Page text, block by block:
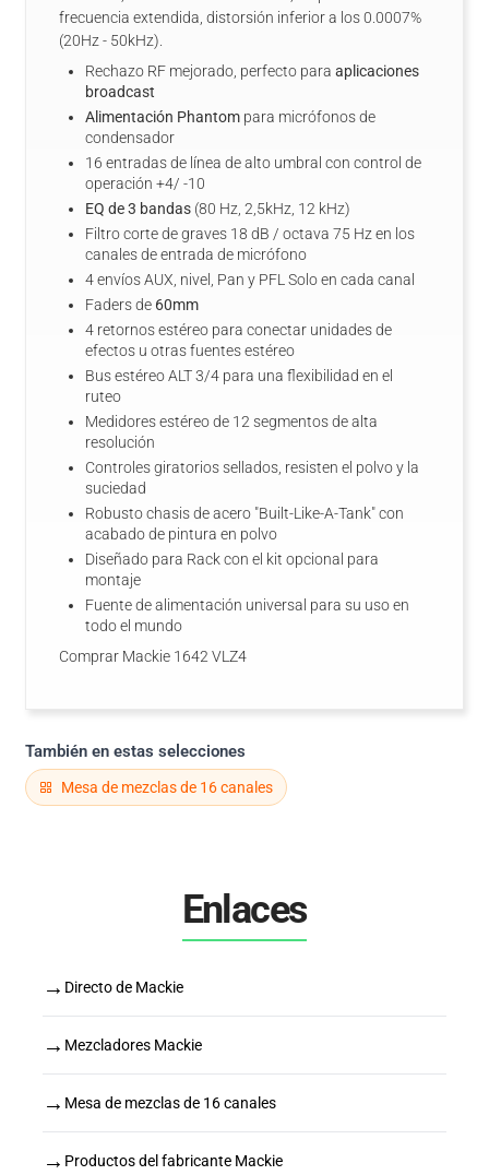
frecuencia extendida, distorsión inferior a los 0.0007%
(20Hz - 50kHz).
Rechazo RF mejorado, perfecto para aplicaciones
broadcast
Alimentación Phantom para micrófonos de
condensador
16 entradas de línea de alto umbral con control de
operación +4/ -10
EQ de 3 bandas (80 Hz, 2,5kHz, 12 kHz)
Filtro corte de graves 18 dB / octava 75 Hz en los
canales de entrada de micrófono
4 envíos AUX, nivel, Pan y PFL Solo en cada canal
Faders de 60mm
4 retornos estéreo para conectar unidades de
efectos u otras fuentes estéreo
Bus estéreo ALT 3/4 para una flexibilidad en el
ruteo
Medidores estéreo de 12 segmentos de alta
resolución
Controles giratorios sellados, resisten el polvo y la
suciedad
Robusto chasis de acero "Built-Like-A-Tank" con
acabado de pintura en polvo
Diseñado para Rack con el kit opcional para
montaje
Fuente de alimentación universal para su uso en
todo el mundo
Comprar Mackie 1642 VLZ4
También en estas selecciones
Mesa de mezclas de 16 canales
Enlaces
→ Directo de Mackie
→ Mezcladores Mackie
→ Mesa de mezclas de 16 canales
→ Productos del fabricante Mackie